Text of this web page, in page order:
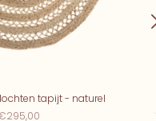
tapijt - naturel